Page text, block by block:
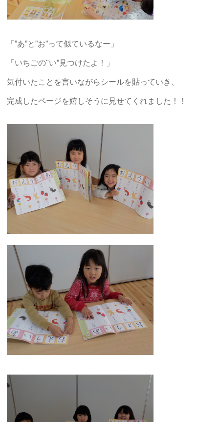
「”あ”と”お”って似ているなー」
「いちごの"い”見つけたよ！」
気付いたことを言いながらシールを貼っていき、
完成したページを嬉しそうに見せてくれました！！